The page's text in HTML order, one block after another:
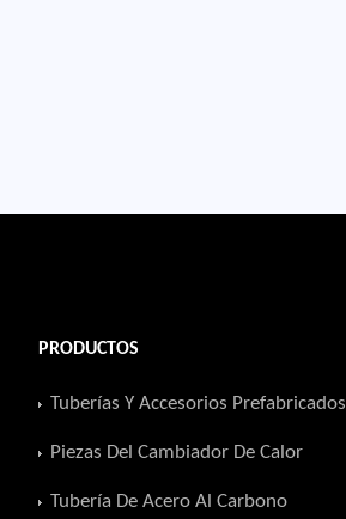
PRODUCTOS
Tuberías Y Accesorios Prefabricados
Piezas Del Cambiador De Calor
Tubería De Acero Al Carbono